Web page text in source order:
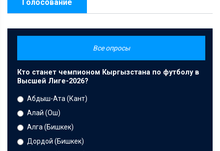
Голосование
Все опросы
Кто станет чемпионом Кыргызстана по футболу в
Высшей Лиге-2026?
Абдыш-Ата (Кант)
Алай (Ош)
Алга (Бишкек)
Дордой (Бишкек)